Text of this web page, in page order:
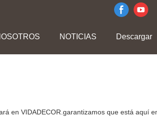
NOTICIAS Descargar
en VIDADECOR.garantizamos que está aquí